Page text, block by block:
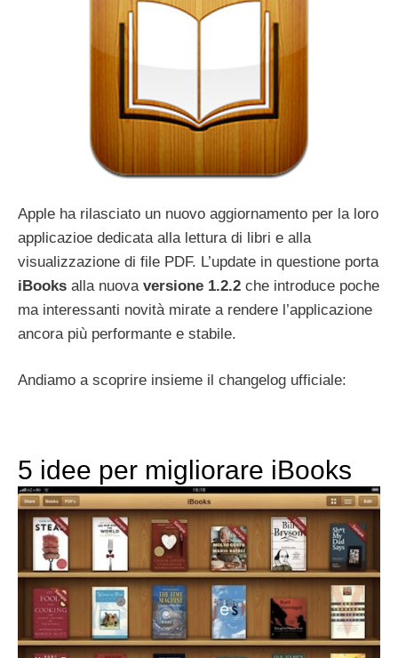
Apple ha rilasciato un nuovo aggiornamento per la loro
applicazioe dedicata alla lettura di libri e alla
visualizzazione di file PDF. L’update in questione porta
iBooks alla nuova versione 1.2.2 che introduce poche
ma interessanti novità mirate a rendere l’applicazione
ancora più performante e stabile.
Andiamo a scoprire insieme il changelog ufficiale:
5 idee per migliorare iBooks